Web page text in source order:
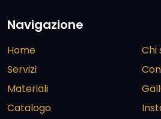
Navigazione
Home
Servizi
Materiali
Catalogo
Chi